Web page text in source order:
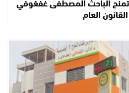
العام